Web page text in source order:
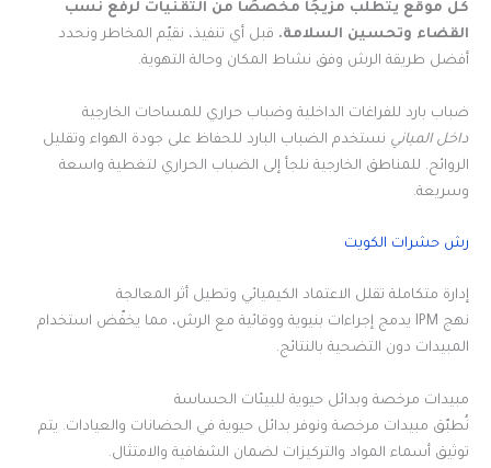
كل موقع يتطلب مزيجًا مخصصًا من التقنيات لرفع نسب
القضاء وتحسين السلامة. قبل أي تنفيذ، نقيّم المخاطر ونحدد
أفضل طريقة الرش وفق نشاط المكان وحالة التهوية.
ضباب بارد للفراغات الداخلية وضباب حراري للمساحات الخارجية
داخل المباني نستخدم الضباب البارد للحفاظ على جودة الهواء وتقليل
الروائح. للمناطق الخارجية نلجأ إلى الضباب الحراري لتغطية واسعة
وسريعة.
رش حشرات الكويت
إدارة متكاملة تقلل الاعتماد الكيميائي وتطيل أثر المعالجة
نهج IPM يدمج إجراءات بنيوية ووقائية مع الرش، مما يخفّض استخدام
المبيدات دون التضحية بالنتائج.
مبيدات مرخصة وبدائل حيوية للبيئات الحساسة
نُطبّق مبيدات مرخصة ونوفر بدائل حيوية في الحضانات والعيادات. يتم
توثيق أسماء المواد والتركيزات لضمان الشفافية والامتثال.